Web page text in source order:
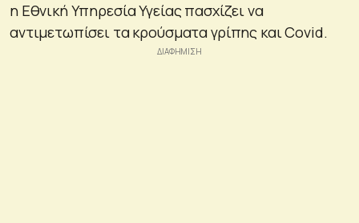
η Εθνική Υπηρεσία Υγείας πασχίζει να
αντιμετωπίσει τα κρούσματα γρίπης και Covid.